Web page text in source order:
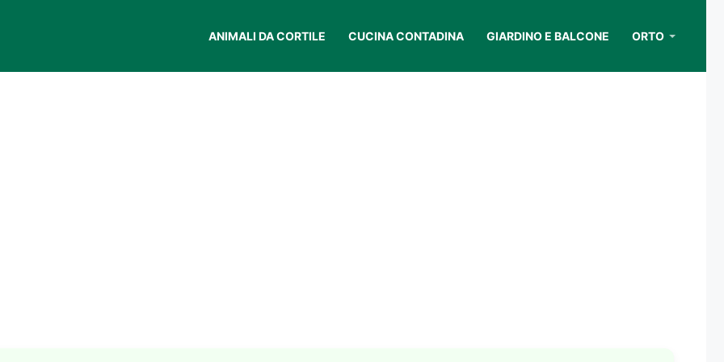
ANIMALI DA CORTILE CUCINA CONTADINA GIARDINO E BALCONE ORTO